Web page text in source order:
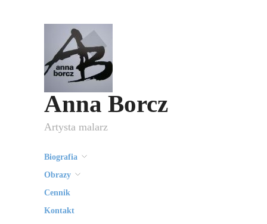
Anna Borcz
Artysta malarz
Biografia
Obrazy
Cennik
Kontakt